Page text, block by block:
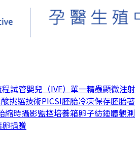
試管嬰兒（IVF） 單一精蟲顯微注射
挑選技術PICSI胚胎冷凍保存胚胎著
縮時攝影監控培養箱卵子紡錘體觀測
捐贈